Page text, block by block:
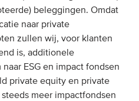
beleggingen. Omdat
naar private
zullen wij, voor klanten
is, additionele
ESG en impact fondsen
private equity en private
meer impactfondsen